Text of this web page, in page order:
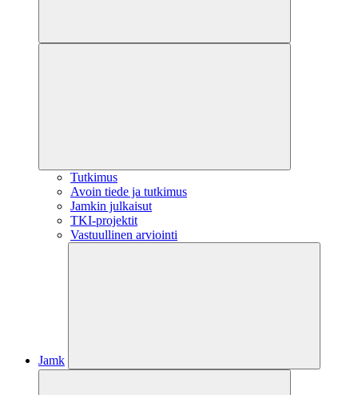
Tutkimus
Avoin tiede ja tutkimus
Jamkin julkaisut
TKI-projektit
Vastuullinen arviointi
Jamk